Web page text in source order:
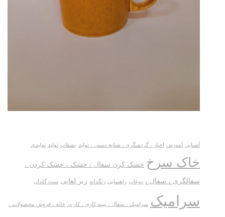
آشنایی آموزش اخبار ، گردشگری ، صنایع دستی ، تولید بشقاب تولید تولیدی
خاک سرخ خشک کرن سفال ، خشک ، خشک کردن ،
سفالگری ، سفال ، دوغاب راهنمایی رنگدانه زیر لعابی ست گلدان
سرامیک سرامیک ، سفال ، پتینه کاری ، کار در خانه ، فروش محصولات ،